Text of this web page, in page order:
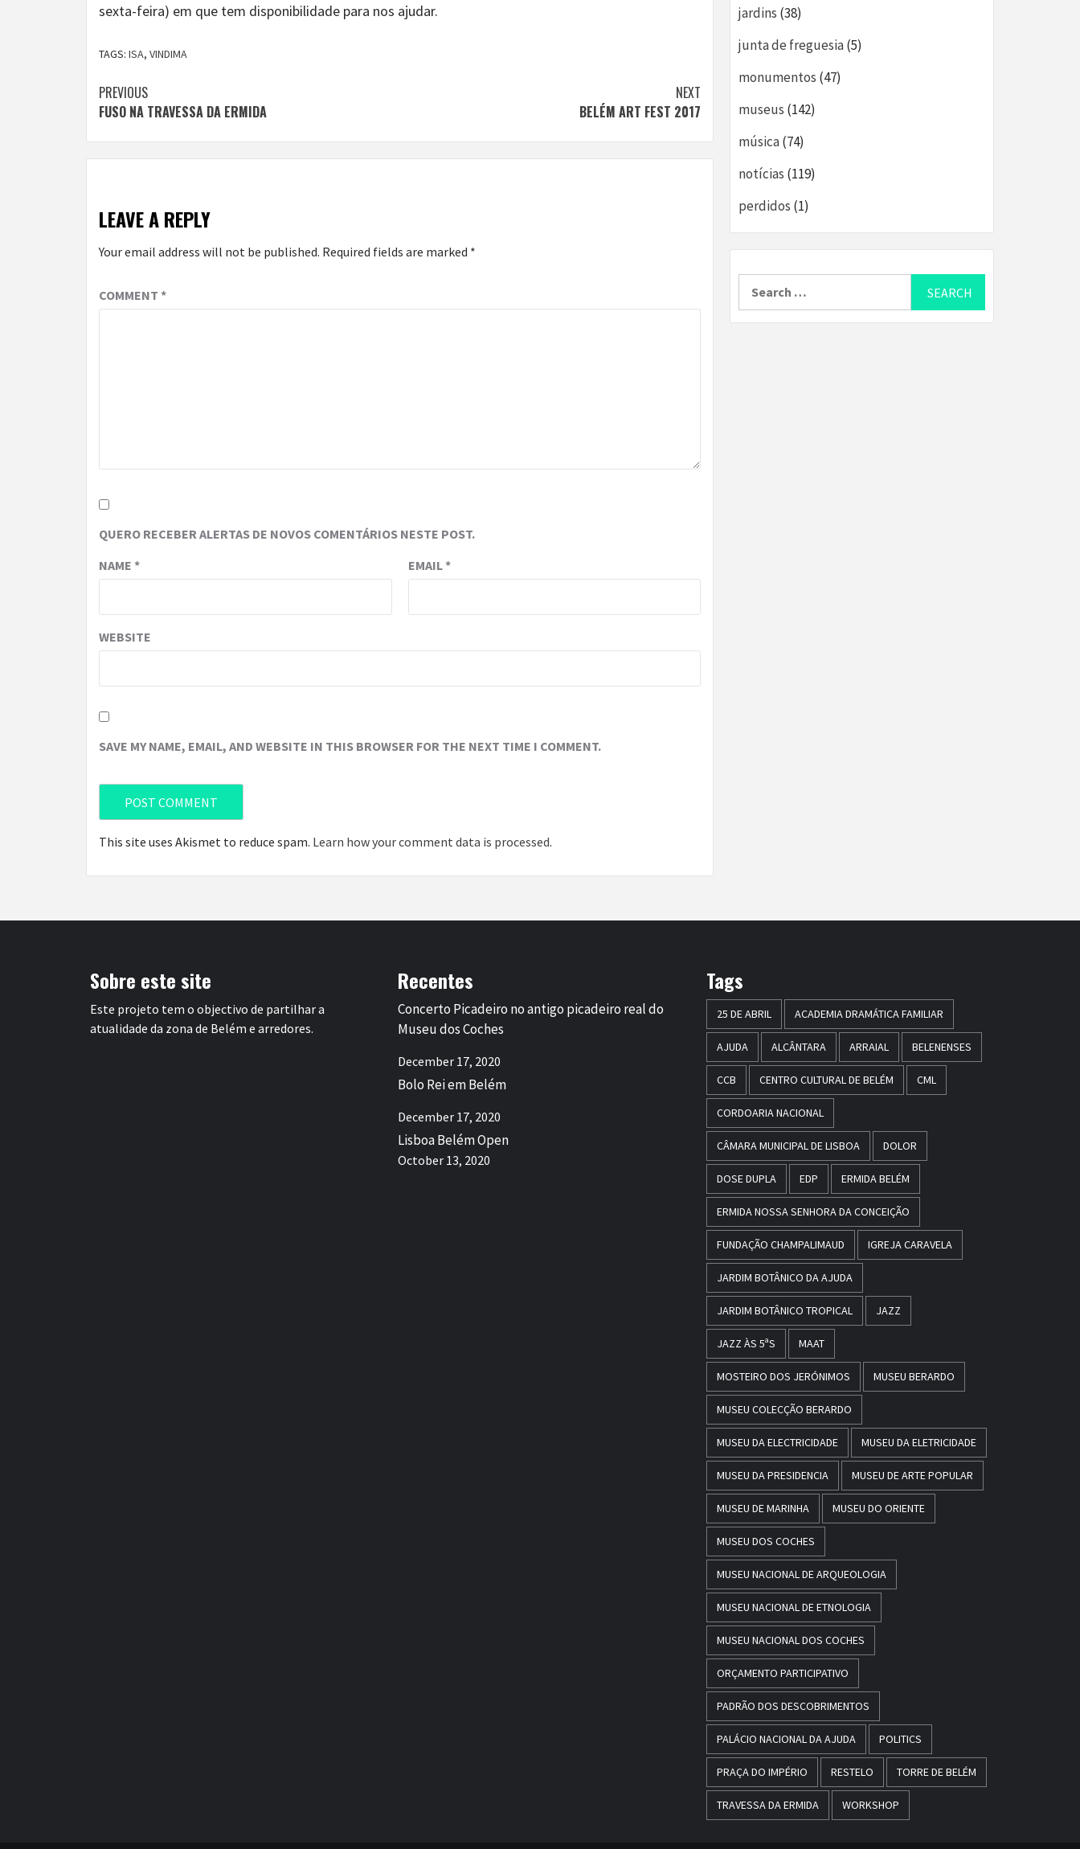
sexta-feira) em que tem disponibilidade para nos ajudar.
TAGS: ISA, VINDIMA
Continue
Reading
PREVIOUS
FUSO NA TRAVESSA DA ERMIDA
NEXT
BELÉM ART FEST 2017
LEAVE A REPLY
Your email address will not be published. Required fields are marked *
COMMENT *
QUERO RECEBER ALERTAS DE NOVOS COMENTÁRIOS NESTE POST.
NAME * EMAIL*
WEBSITE
SAVE MY NAME, EMAIL, AND WEBSITE IN THIS BROWSER FOR THE NEXT TIME I COMMENT.
This site uses Akismet to reduce spam. Learn how your comment data is processed.
jardins (38)
junta de freguesia(5)
monumentos (47)
museus (142)
música(74)
notícias (119)
perdidos (1)
Sobre este site
Este projeto tem o objectivo de partilhar a
atualidade da zona de Belém e arredores.
Recentes
Concerto Picadeiro no antigo picadeiro real do
Museu dos Coches
December 17, 2020
Bolo Rei em Belém
December 17, 2020
Lisboa Belém Open
October 13, 2020
Tags
25 DE ABRIL ACADEMIA DRAMÁTICA FAMILIAR
AJUDA ALCÂNTARA ARRAIAL BELENENSES
CCB CENTRO CULTURAL DE BELÉM CML
CORDOARIA NACIONAL
CÂMARA MUNICIPAL DE LISBOA DOLOR
DOSE DUPLA EDP ERMIDA BELÉM
ERMIDA NOSSA SENHORA DA CONCEIÇÃO
FUNDAÇÃO CHAMPALIMAUD IGREJA CARAVELA
JARDIM BOTÂNICO DA AJUDA
JARDIM BOTÂNICO TROPICAL JAZZ
JAZZ ÀS 5ªS MAAT
MOSTEIRO DOS JERÓNIMOS MUSEU BERARDO
MUSEU COLECÇÃO BERARDO
MUSEU DA ELECTRICIDADE MUSEU DA ELETRICIDADE
MUSEU DA PRESIDENCIA MUSEU DE ARTE POPULAR
MUSEU DE MARINHA MUSEU DO ORIENTE
MUSEU DOS COCHES
MUSEU NACIONAL DE ARQUEOLOGIA
MUSEU NACIONAL DE ETNOLOGIA
MUSEU NACIONAL DOS COCHES
ORÇAMENTO PARTICIPATIVO
PADRÃO DOS DESCOBRIMENTOS
PALÁCIO NACIONAL DA AJUDA POLITICS
PRAÇA DO IMPÉRIO RESTELO TORRE DE BELÉM
TRAVESSA DA ERMIDA WORKSHOP